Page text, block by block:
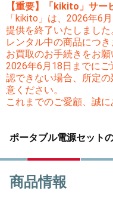
【重要】「kikito」サー
「kikito」は、2026年6
提供を終了いたしました
レンタル中の商品につ
お買取のお手続きをお願
2026年6月18日までに
認できない場合、所定
意ください。
これまでのご愛顧、誠に
ポータブル電源セット
商品情報